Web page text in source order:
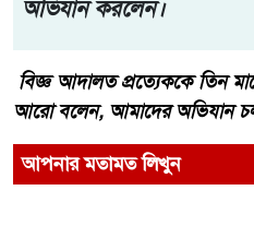
অভিযান করলেন।
বিজ্ঞ আদালত প্রত্যেককে তিন
আরো বলেন, আমাদের অভিযান
আপনার মতামত লিখুন